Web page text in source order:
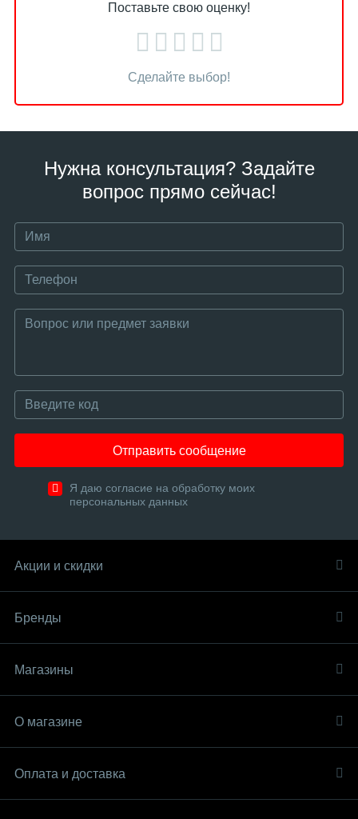
Поставьте свою оценку!
Сделайте выбор!
Нужна консультация? Задайте
вопрос прямо сейчас!
Отправить сообщение
Я даю согласие на обработку моих
персональных данных
Акции и скидки
Бренды
Магазины
О магазине
Оплата и доставка